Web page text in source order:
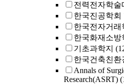
전력전자학술
한국진공학회
한국전자거래
한국화재소방
기초과학지
한국건축친환
Annals of
Research(ASRT)